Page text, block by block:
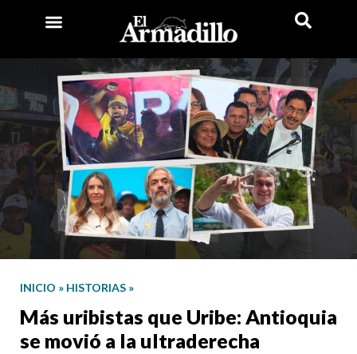
INICIO » HISTORIAS »
Más uribistas que Uribe: Antioquia
se movió a la ultraderecha